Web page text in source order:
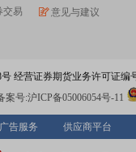
交易
意见与建议
经营证券期货业务许可证编
案号:沪ICP备05006054号-11
广告服务 供应商平台